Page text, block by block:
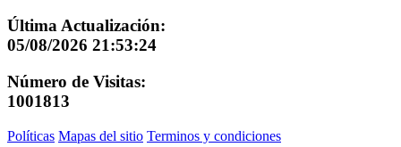
Última Actualización:
05/08/2026 21:53:24
Número de Visitas:
1001813
Políticas Mapas del sitio Terminos y condiciones